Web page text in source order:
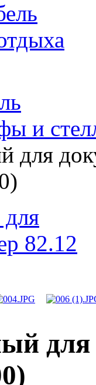
и
для